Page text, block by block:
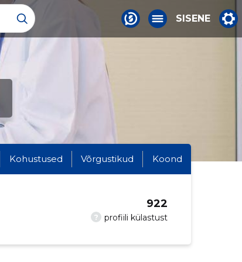
SISENE
Kohustused Võrgustikud Koond
? profiili külastust
922